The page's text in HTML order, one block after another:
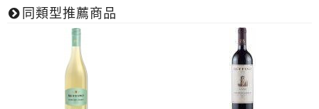
同類型推薦商品